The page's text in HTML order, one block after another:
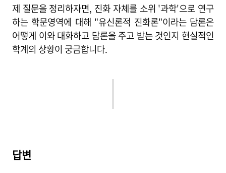
제 질문을 정리하자면, 진화 자체를 소위 '과학'으로 연구
하는 학문영역에 대해 "유신론적 진화론"이라는 담론은
어떻게 이와 대화하고 담론을 주고 받는 것인지 현실적인
학계의 상황이 궁금합니다.
답변